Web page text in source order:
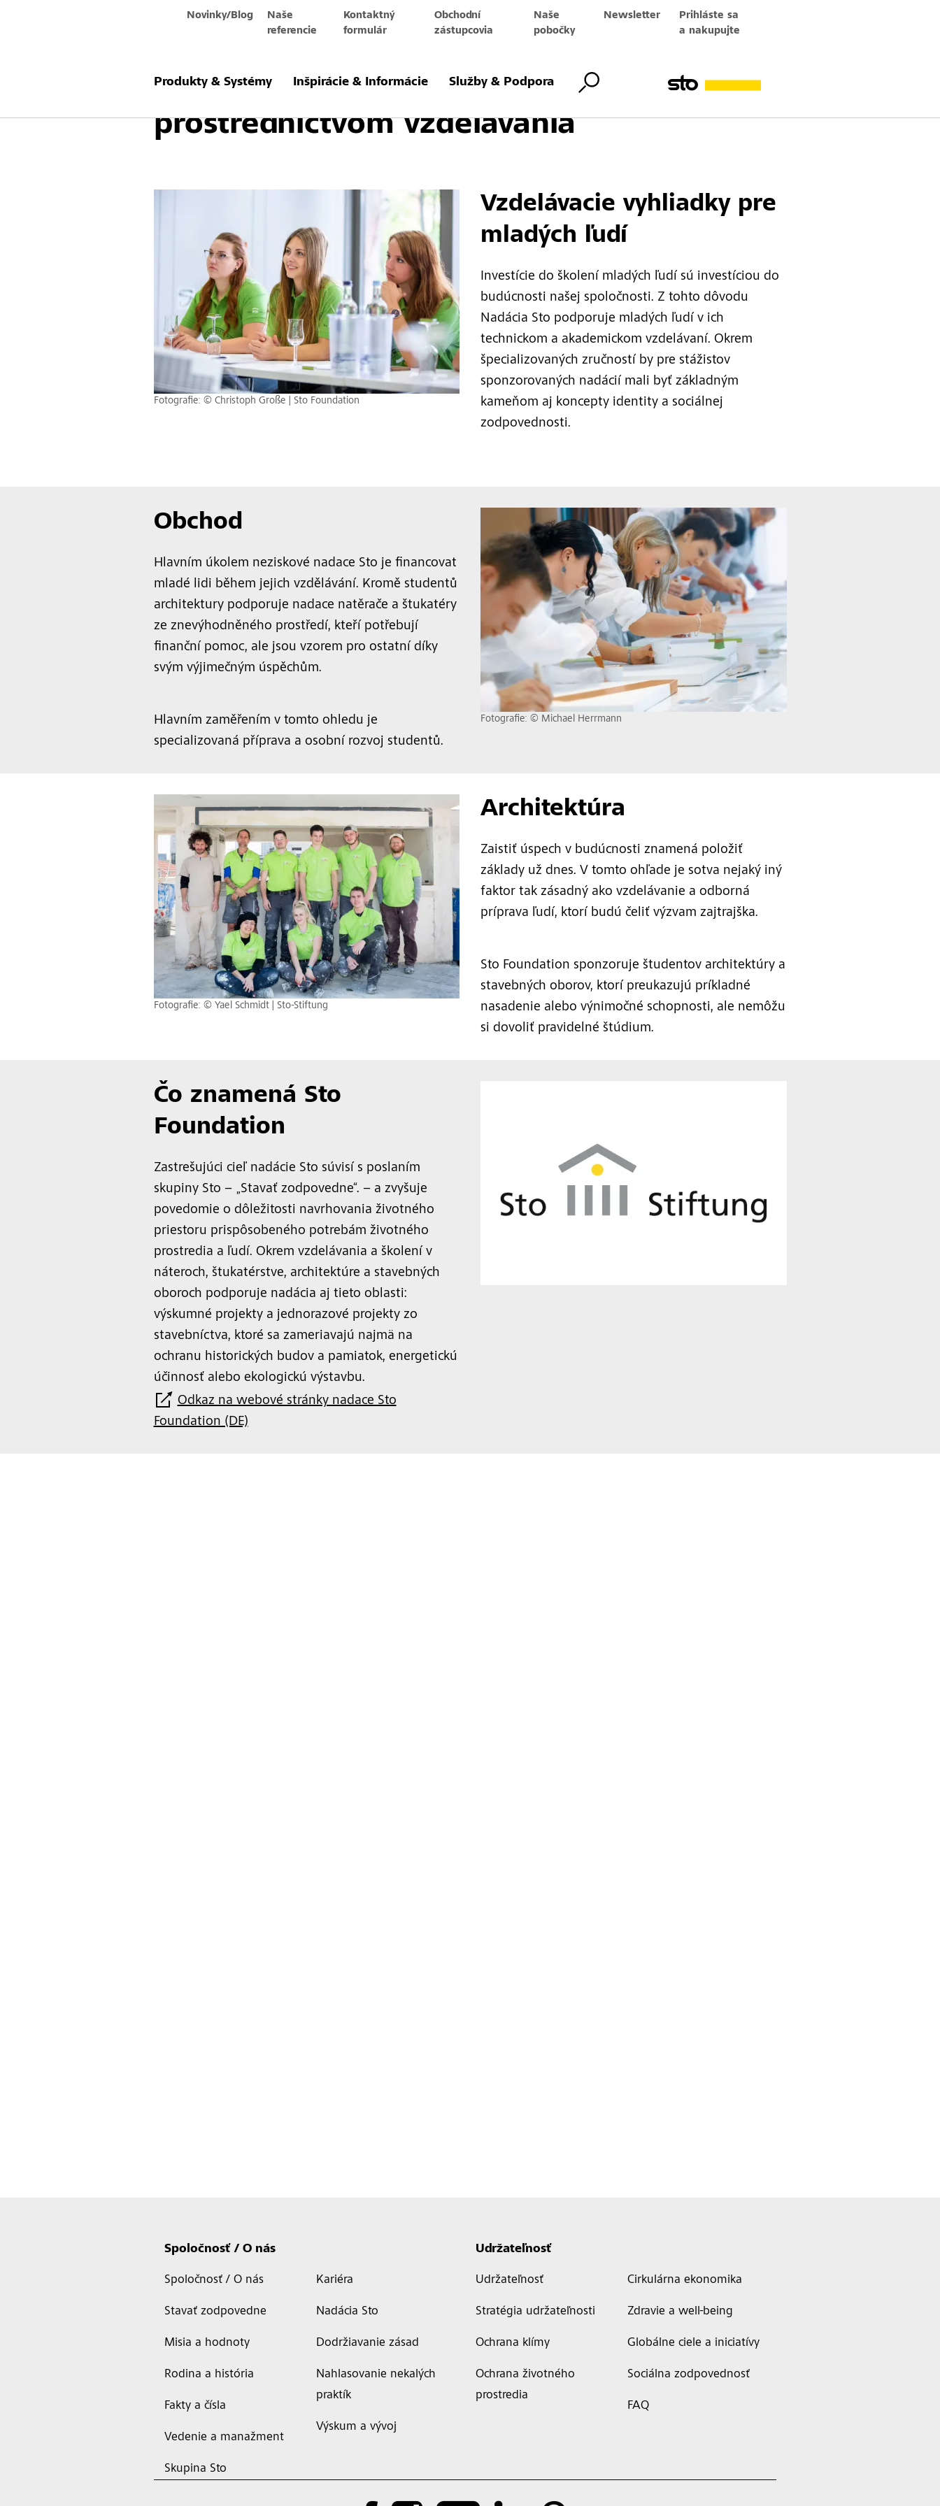
Novinky/Blog
Naše
referencie
Kontaktný
formulár
Obchodní
zástupcovia
Naše
pobočky
Newsletter
Prihláste sa
a nakupujte
Produkty & Systémy Inšpirácie & Informácie Služby & Podpora
Nadácia Sto Foundation – budúcnosť
prostredníctvom vzdelávania
Vzdelávacie vyhliadky pre
mladých ľudí
Investície do školení mladých ľudí sú investíciou do
budúcnosti našej spoločnosti. Z tohto dôvodu
Nadácia Sto podporuje mladých ľudí v ich
technickom a akademickom vzdelávaní. Okrem
špecializovaných zručností by pre stážistov
sponzorovaných nadácií mali byť základným
kameňom aj koncepty identity a sociálnej
zodpovednosti.
Fotografie: © Christoph Große | Sto Foundation
Obchod
Hlavním úkolem neziskové nadace Sto je financovat
mladé lidi během jejich vzdělávání. Kromě studentů
architektury podporuje nadace natěrače a štukatéry
ze znevýhodněného prostředí, kteří potřebují
finanční pomoc, ale jsou vzorem pro ostatní díky
svým výjimečným úspěchům.
Hlavním zaměřením v tomto ohledu je
specializovaná příprava a osobní rozvoj studentů.
Fotografie: © Michael Herrmann
Architektúra
Zaistiť úspech v budúcnosti znamená položiť
základy už dnes. V tomto ohľade je sotva nejaký iný
faktor tak zásadný ako vzdelávanie a odborná
príprava ľudí, ktorí budú čeliť výzvam zajtrajška.
Sto Foundation sponzoruje študentov architektúry a
stavebných oborov, ktorí preukazujú príkladné
nasadenie alebo výnimočné schopnosti, ale nemôžu
si dovoliť pravidelné štúdium.
Fotografie: © Yael Schmidt | Sto-Stiftung
Čo znamená Sto
Foundation
Zastrešujúci cieľ nadácie Sto súvisí s poslaním
skupiny Sto – „Stavať zodpovedne“. – a zvyšuje
povedomie o dôležitosti navrhovania životného
priestoru prispôsobeného potrebám životného
prostredia a ľudí. Okrem vzdelávania a školení v
náteroch, štukatérstve, architektúre a stavebných
oboroch podporuje nadácia aj tieto oblasti:
výskumné projekty a jednorazové projekty zo
stavebníctva, ktoré sa zameriavajú najmä na
ochranu historických budov a pamiatok, energetickú
účinnosť alebo ekologickú výstavbu.
Odkaz na webové stránky nadace Sto
Foundation (DE)
Spoločnosť / O nás
Spoločnosť / O nás
Stavať zodpovedne
Misia a hodnoty
Rodina a história
Fakty a čísla
Vedenie a manažment
Skupina Sto
Kariéra
Nadácia Sto
Dodržiavanie zásad
Nahlasovanie nekalých
praktík
Výskum a vývoj
Udržateľnosť
Udržateľnosť
Stratégia udržateľnosti
Ochrana klímy
Ochrana životného
prostredia
Cirkulárna ekonomika
Zdravie a well-being
Globálne ciele a iniciatívy
Sociálna zodpovednosť
FAQ